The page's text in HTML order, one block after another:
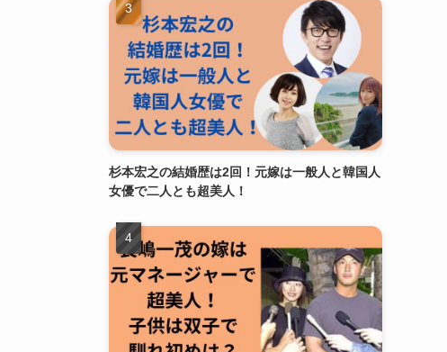
杉本宏之の結婚歴は2回！元嫁は一般人と韓国人
女優で二人とも超美人！